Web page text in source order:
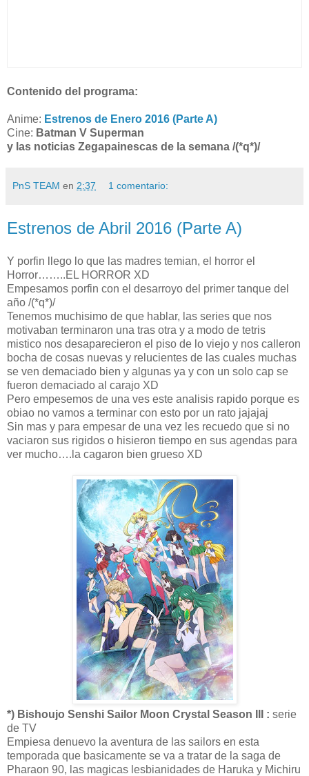
Contenido del programa:
Anime: Estrenos de Enero 2016 (Parte A)
Cine: Batman V Superman
y las noticias Zegapainescas de la semana /(*q*)/
PnS TEAM en 2:37 1 comentario:
Estrenos de Abril 2016 (Parte A)
Y porfin llego lo que las madres temian, el horror el
Horror……..EL HORROR XD
Empesamos porfin con el desarroyo del primer tanque del
año /(*q*)/
Tenemos muchisimo de que hablar, las series que nos
motivaban terminaron una tras otra y a modo de tetris
mistico nos desaparecieron el piso de lo viejo y nos calleron
bocha de cosas nuevas y relucientes de las cuales muchas
se ven demaciado bien y algunas ya y con un solo cap se
fueron demaciado al carajo XD
Pero empesemos de una ves este analisis rapido porque es
obiao no vamos a terminar con esto por un rato jajajaj
Sin mas y para empesar de una vez les recuedo que si no
vaciaron sus rigidos o hisieron tiempo en sus agendas para
ver mucho….la cagaron bien grueso XD
*) Bishoujo Senshi Sailor Moon Crystal Season III : serie
de TV
Empiesa denuevo la aventura de las sailors en esta
temporada que basicamente se va a tratar de la saga de
Pharaon 90, las magicas lesbianidades de Haruka y Michiru